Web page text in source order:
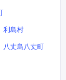
利島村
八丈島八丈町